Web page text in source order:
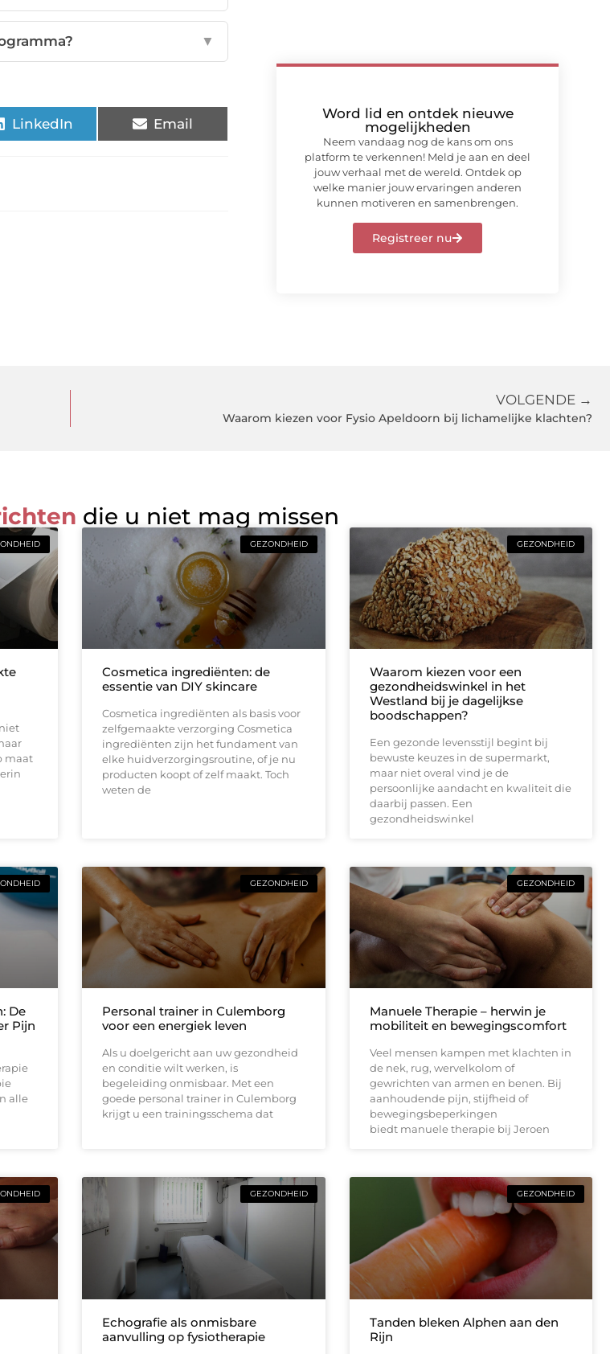
▼
LinkedIn Email
Word lid en ontdek nieuwe
mogelijkheden
Neem vandaag nog de kans om ons
platform te verkennen! Meld je aan en deel
jouw verhaal met de wereld. Ontdek op
welke manier jouw ervaringen anderen
kunnen motiveren en samenbrengen.
Registreer nu
VOLGENDE →
Waarom kiezen voor Fysio Apeldoorn bij lichamelijke klachten?
die u niet mag missen
maat
GEZONDHEID
Cosmetica ingrediënten: de
essentie van DIY skincare
Cosmetica ingrediënten als basis voor
zelfgemaakte verzorging Cosmetica
ingrediënten zijn het fundament van
elke huidverzorgingsroutine, of je nu
producten koopt of zelf maakt. Toch
weten de
GEZONDHEID
Waarom kiezen voor een
gezondheidswinkel in het
Westland bij je dagelijkse
boodschappen?
Een gezonde levensstijl begint bij
bewuste keuzes in de supermarkt,
maar niet overal vind je de
persoonlijke aandacht en kwaliteit die
daarbij passen. Een
gezondheidswinkel
De
Pijn
alle
GEZONDHEID
Personal trainer in Culemborg
voor een energiek leven
Als u doelgericht aan uw gezondheid
en conditie wilt werken, is
begeleiding onmisbaar. Met een
goede personal trainer in Culemborg
krijgt u een trainingsschema dat
GEZONDHEID
Manuele Therapie – herwin je
mobiliteit en bewegingscomfort
Veel mensen kampen met klachten in
de nek, rug, wervelkolom of
gewrichten van armen en benen. Bij
aanhoudende pijn, stijfheid of
bewegingsbeperkingen
biedt manuele therapie bij Jeroen
GEZONDHEID
Echografie als onmisbare
aanvulling op fysiotherapie
GEZONDHEID
Tanden bleken Alphen aan den
Rijn